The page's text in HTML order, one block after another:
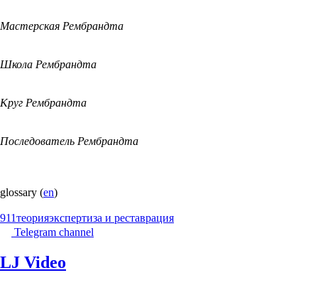
Мастерская Рембрандта
Школа Рембрандта
Круг Рембрандта
Последователь Рембрандта
glossary (en)
911теорияэкспертиза и реставрация
Telegram channel
LJ Video